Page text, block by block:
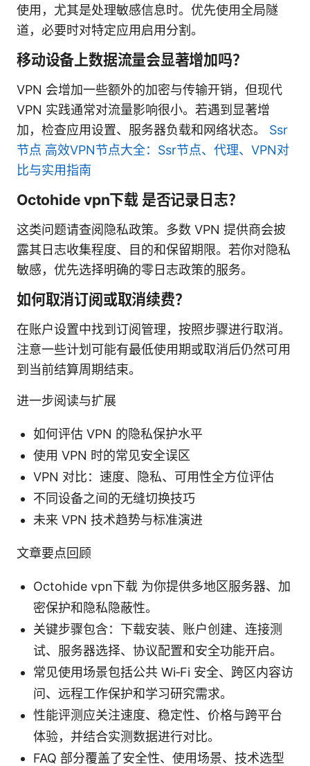
使用，尤其是处理敏感信息时。优先使用全局隧
道，必要时对特定应用启用分割。
移动设备上数据流量会显著增加吗？
VPN 会增加一些额外的加密与传输开销，但现代
VPN 实践通常对流量影响很小。若遇到显著增
加，检查应用设置、服务器负载和网络状态。 Ssr
节点 高效VPN节点大全：Ssr节点、代理、VPN对
比与实用指南
Octohide vpn下载 是否记录日志？
这类问题请查阅隐私政策。多数 VPN 提供商会披
露其日志收集程度、目的和保留期限。若你对隐私
敏感，优先选择明确的零日志政策的服务。
如何取消订阅或取消续费？
在账户设置中找到订阅管理，按照步骤进行取消。
注意一些计划可能有最低使用期或取消后仍然可用
到当前结算周期结束。
进一步阅读与扩展
如何评估 VPN 的隐私保护水平
使用 VPN 时的常见安全误区
VPN 对比：速度、隐私、可用性全方位评估
不同设备之间的无缝切换技巧
未来 VPN 技术趋势与标准演进
文章要点回顾
Octohide vpn下载 为你提供多地区服务器、加
密保护和隐私隐蔽性。
关键步骤包含：下载安装、账户创建、连接测
试、服务器选择、协议配置和安全功能开启。
常见使用场景包括公共 Wi‑Fi 安全、跨区内容访
问、远程工作保护和学习研究需求。
性能评测应关注速度、稳定性、价格与跨平台
体验，并结合实测数据进行对比。
FAQ 部分覆盖了安全性、使用场景、技术选型